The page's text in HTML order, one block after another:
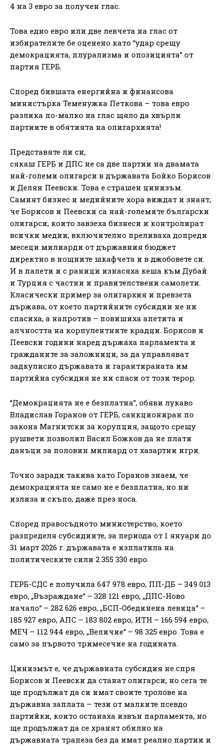
4 на 3 евро за получен глас.
Това едно евро или две левчета на глас от
избирателите бе оценено като “удар срещу
демокрацията, плурализма и опозицията” от
партия ГЕРБ.
Според бившата енергийна и финансова
министърка Теменужка Петкова – това евро
разлика по-малко на глас щяло да хвърли
партиите в обятията на олигархията!
Представяте ли си,
сякаш ГЕРБ и ДПС не са две партии на двамата
най-големи олигарси в държавата Бойко Борисов
и Делян Пеевски. Това е страшен цинизъм.
Самият бизнес и медийните хора виждат и знаят,
че Борисов и Пеевски са най-големите български
олигарси, които завзеха бизнеси и контролират
всички медии, включително преливаха допреди
месеци милиарди от държавния бюджет
директно в нощните шкафчета и в джобовете си.
И в палети и с раници изнасяха кеша към Дубай
и Турция с частни и правителствени самолети.
Класически пример за олигархия и превзета
държава, от което партийните субсидии не ни
спасиха, а напротив – повишиха апетита и
алчността на корпулентните крадци. Борисов и
Пеевски години наред държаха парламента и
гражданите за заложници, за да управляват
задкулисно държавата и гарантираната им
партийна субсидия не ни спаси от този терор.
“Демокрацията не е безплатна“, обяви лукаво
Владислав Горанов от ГЕРБ, санкциониран по
закона Магнитски за корупция, защото срещу
рушвети позволил Васил Божков да не плати
данъци за половин милиард от хазартни игри.
Точно заради такива като Горанов знаем, че
демокрацията не само не е безплатна, но ни
излиза и скъпо, даже през носа.
Според правосъдното министерство, което
разпределя субсидиите, за периода от 1 януари до
31 март 2026 г. държавата е изплатила на
политическите сили 2 355 330 евро.
ГЕРБ-СДС е получила 647 978 евро, ПП-ДБ – 349 013
евро, „Възраждане“ – 328 121 евро, „ДПС-Ново
начало“ – 282 626 евро, „БСП-Обединена левица“ –
185 927 евро, АПС – 183 802 евро, ИТН – 166 594 евро,
МЕЧ – 112 944 евро, „Величие“ – 98 325 евро. Това е
само за първото тримесечие на годината.
Цинизмът е, че държавната субсидия не спря
Борисов и Пеевски да станат олигарси, но сега те
ще продължат да си имат своите тролове на
държавна заплата – тези от малките псевдо
партийки, които останаха извън парламента, но
ще продължат да се хранят обилно на
държавната трапеза без да имат реално партии и